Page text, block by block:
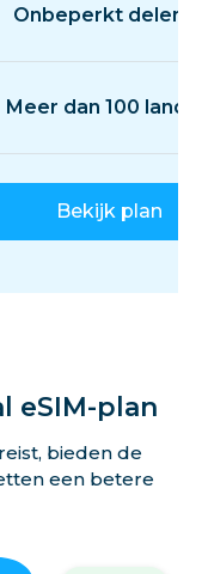
Onbeperkt delen
Meer dan 100
Bekijk plan
eSIM-plan
bieden de
een betere